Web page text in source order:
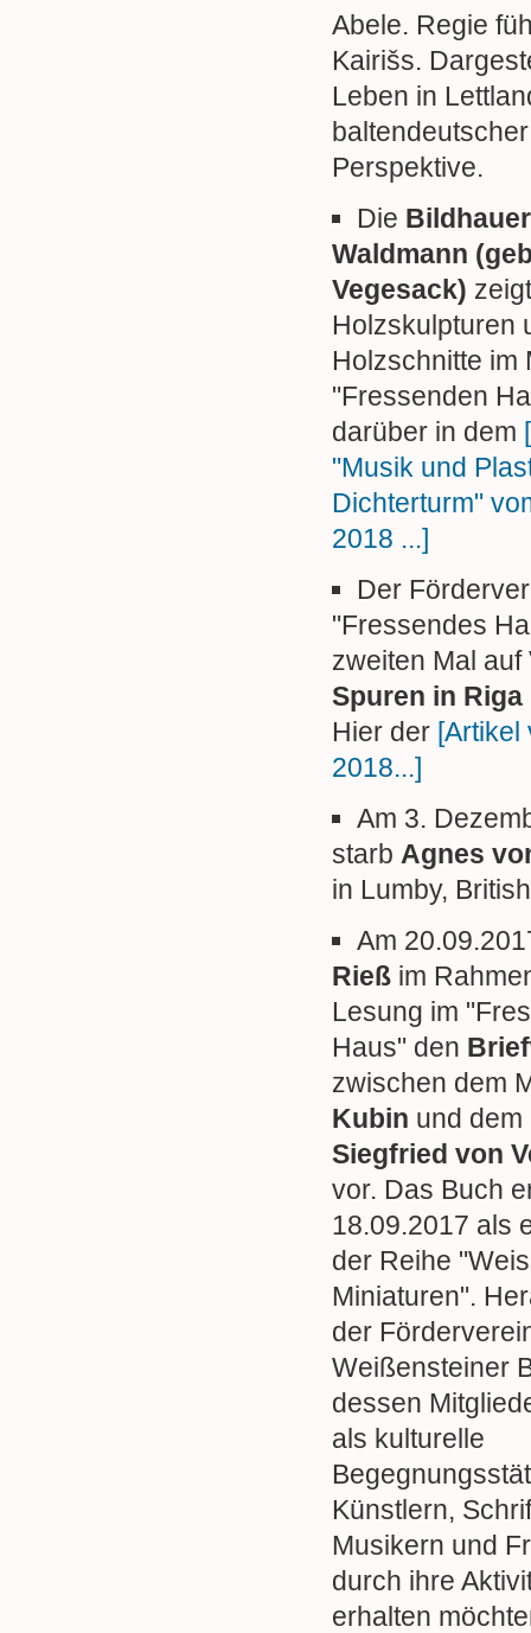
Abele. Regie
Kairišs.
Leben in
baltendeutscher
Perspektive.
Die
Waldmann
Vegesack)
Holzskulpturen
Holzschnitte im
"Fressenden
darüber in dem
"Musik und
Dichterturm"
2018 ...]
Der
"Fressendes
zweiten Mal auf
Spuren in Riga
Hier der [Artikel
2018...]
Am 3.
starb Agnes
in Lumby,
Am
Rieß im
Lesung im
Haus" den
zwischen dem
Kubin und dem
Siegfried von
vor. Das Buch
18.09.2017 als
der Reihe
Miniaturen".
der
Weißensteiner
dessen
als kulturelle
Künstlern,
Musikern und
durch ihre
erhalten